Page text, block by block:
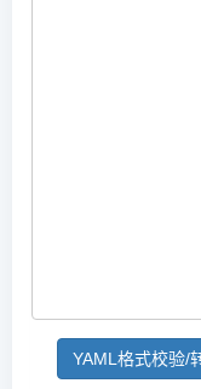
YAML格式校验/